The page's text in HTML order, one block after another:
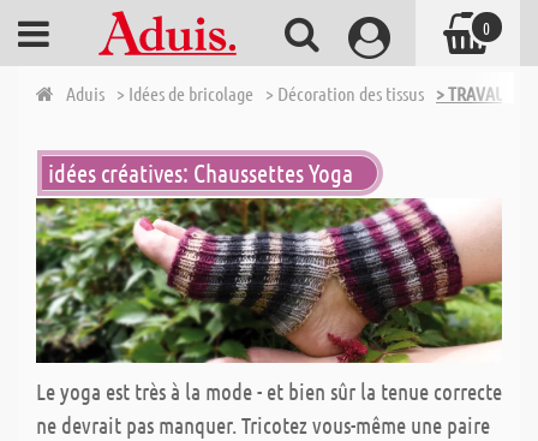
Aduis > Idées de bricolage > Décoration des tissus > TRAVAUX
idées créatives: Chaussettes Yoga
Le yoga est très à la mode - et bien sûr la tenue correcte
ne devrait pas manquer. Tricotez vous-même une paire
0